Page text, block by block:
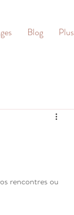
Blog Plus
rencontres ou